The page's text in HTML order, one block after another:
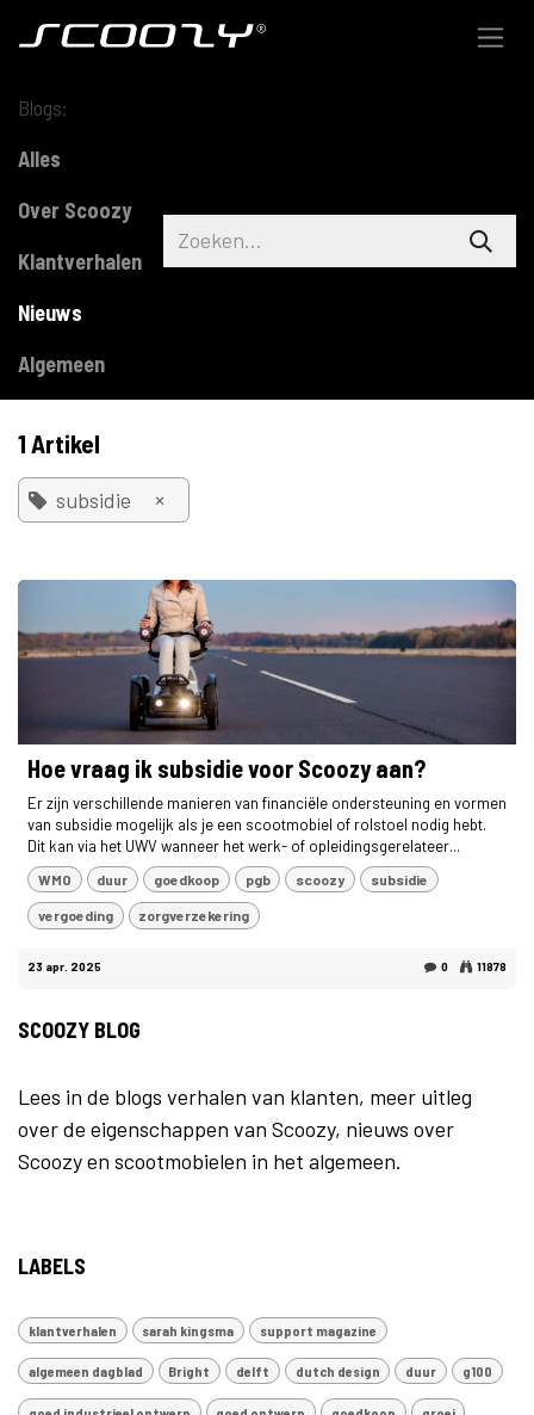
Blogs:
Alles
Over Scoozy
Klantverhalen
Nieuws
Algemeen
1 Artikel
subsidie ×
Hoe vraag ik subsidie voor Scoozy aan?
Er zijn verschillende manieren van financiële ondersteuning en vormen
van subsidie mogelijk als je een scootmobiel of rolstoel nodig hebt.
Dit kan via het UWV wanneer het werk- of opleidingsgerelateer...
WMO duur goedkoop pgb scoozy subsidie
vergoeding zorgverzekering
23 apr. 2025 0 11878
SCOOZY BLOG
Lees in de blogs verhalen van klanten, meer uitleg
over de eigenschappen van Scoozy, nieuws over
Scoozy en scootmobielen in het algemeen.
LABELS
klantverhalen sarah kingsma support magazine
algemeen dagblad Bright delft dutch design duur g100